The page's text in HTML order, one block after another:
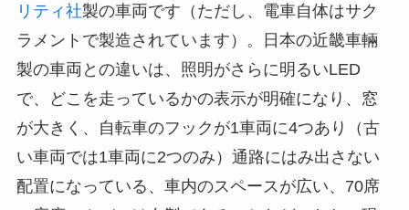
リティ社製の車両です（ただし、電車自体はサク
ラメントで製造されています）。日本の近畿車輛
製の車両との違いは、照明がさらに明るいLED
で、どこを走っているかの表示が明確になり、窓
が大きく、自転車のフックが1車両に4つあり（古
い車両では1車両に2つのみ）通路にはみ出さない
配置になっている、車内のスペースが広い、70席